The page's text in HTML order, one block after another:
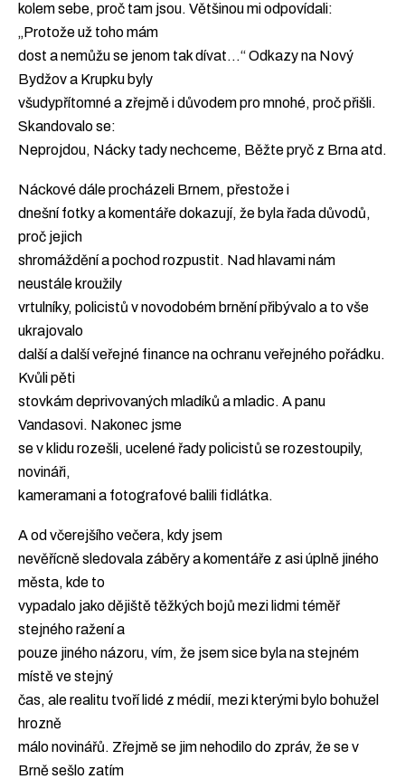
kolem sebe, proč tam jsou. Většinou mi odpovídali:
„Protože už toho mám
dost a nemůžu se jenom tak dívat…“ Odkazy na Nový
Bydžov a Krupku byly
všudypřítomné a zřejmě i důvodem pro mnohé, proč přišli.
Skandovalo se:
Neprojdou, Nácky tady nechceme, Běžte pryč z Brna atd.
Náckové dále procházeli Brnem, přestože i
dnešní fotky a komentáře dokazují, že byla řada důvodů,
proč jejich
shromáždění a pochod rozpustit. Nad hlavami nám
neustále kroužily
vrtulníky, policistů v novodobém brnění přibývalo a to vše
ukrajovalo
další a další veřejné finance na ochranu veřejného pořádku.
Kvůli pěti
stovkám deprivovaných mladíků a mladic. A panu
Vandasovi. Nakonec jsme
se v klidu rozešli, ucelené řady policistů se rozestoupily,
novináři,
kameramani a fotografové balili fidlátka.
A od včerejšího večera, kdy jsem
nevěřícně sledovala záběry a komentáře z asi úplně jiného
města, kde to
vypadalo jako dějiště těžkých bojů mezi lidmi téměř
stejného ražení a
pouze jiného názoru, vím, že jsem sice byla na stejném
místě ve stejný
čas, ale realitu tvoří lidé z médií, mezi kterými bylo bohužel
hrozně
málo novinářů. Zřejmě se jim nehodilo do zpráv, že se v
Brně sešlo zatím